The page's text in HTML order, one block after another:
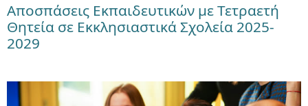
Αποσπάσεις Εκπαιδευτικών με Τετραετή
Θητεία σε Εκκλησιαστικά Σχολεία 2025-
2029